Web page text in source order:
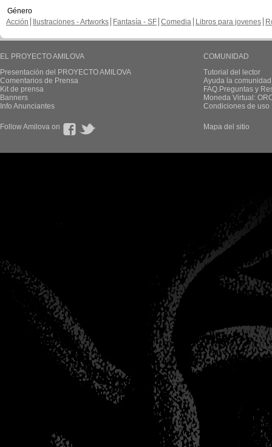
Género
Acción
Ilustraciones - Artworks Fantasía - SF Comedia Libros para jovenes
EL PROYECTO AMILOVA
Presentación del PROYECTO AMILOVA
Comentarios de Prensa
Kit de prensa
Banners
Info Anunciantes
COMUNIDAD
Tutorial del lector
Ayuda la
FAQ.Preguntas y
Moneda Virtual:
Condiciones de uso
Follow Amilova on Mapa del sitio